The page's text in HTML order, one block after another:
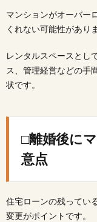
マンションがオーバー
くれない可能性があり
レンタルスペースとし
ス、管理経営などの手
状です。
□離婚後に
意点
住宅ローンの残ってい
変更がポイントです。